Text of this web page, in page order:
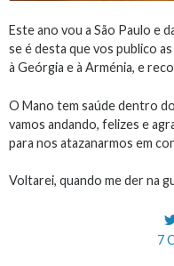
Este ano vou a São Paulo e
se é desta que vos publico
à Geórgia e à Arménia, e
O Mano tem saúde dentro
vamos andando, felizes e
para nos atazanarmos em
Voltarei, quando me der na
7